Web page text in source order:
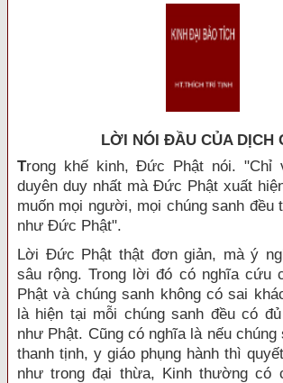
LỜI NÓI ÐẦU CỦA DỊCH
Trong khế kinh, Đức Phật nói. "Chỉ
duyên duy nhất mà Đức Phật xuất
muốn mọi người, mọi chúng sanh đều
như Đức Phật".
Lời Đức Phật thật đơn giản, mà ý
sâu rộng. Trong lời đó có nghĩa cứu
Phật và chúng sanh không có sai
là hiện tại mỗi chúng sanh đều có
như Phật. Cũng có nghĩa là nếu chúng
thanh tịnh, y giáo phụng hành thì
như trong đại thừa, Kinh thường có